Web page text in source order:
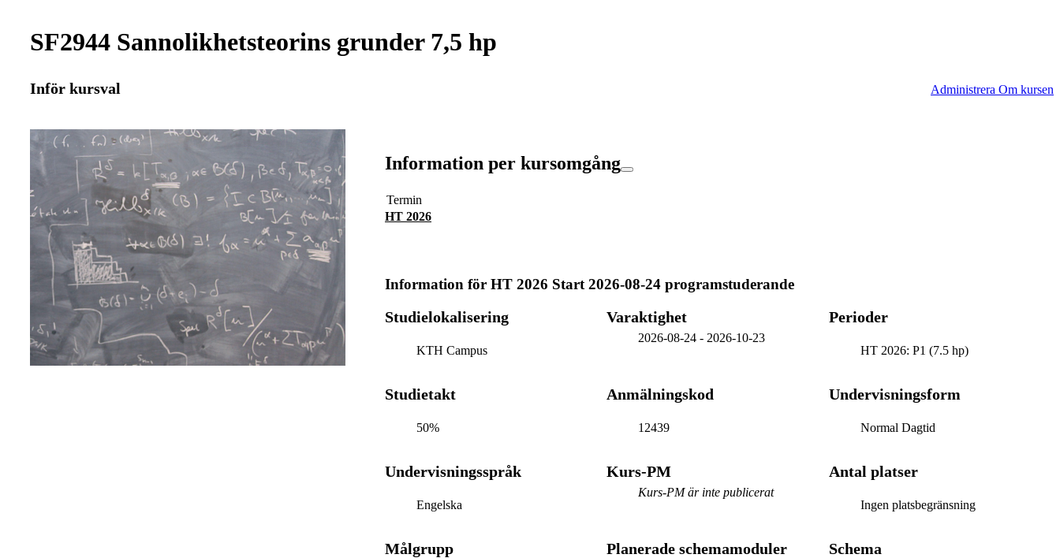
SF2944 Sannolikhetsteorins grunder 7,5 hp
Inför kursval Administrera Om kursen
Information per kursomgång
Termin
HT 2026
Information för HT 2026 Start 2026-08-24 programstuderande
Studielokalisering
KTH Campus
Varaktighet
2026-08-24 - 2026-10-23
Perioder
HT 2026: P1 (7.5 hp)
Studietakt
50%
Anmälningskod
12439
Undervisningsform
Normal Dagtid
Undervisningsspråk
Engelska
Kurs-PM
Kurs-PM är inte publicerat
Antal platser
Ingen platsbegränsning
Målgrupp Planerade schemamoduler Schema